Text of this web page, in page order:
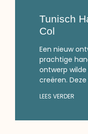
Tunisch
Col
Een nieuw
prachtige
ontwerp
creëren.
LEES VERDER